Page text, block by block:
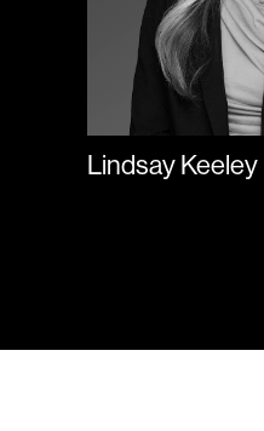
Lindsay Keeley